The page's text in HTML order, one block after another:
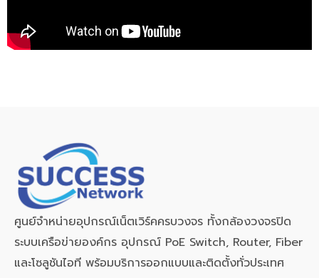
ศูนย์จำหน่ายอุปกรณ์เน็ตเวิร์คครบวงจร ทั้งกล้องวงจรปิด
ระบบเครือข่ายองค์กร อุปกรณ์ PoE Switch, Router, Fiber
และโซลูชันไอที พร้อมบริการออกแบบและติดตั้งทั่วประเทศ